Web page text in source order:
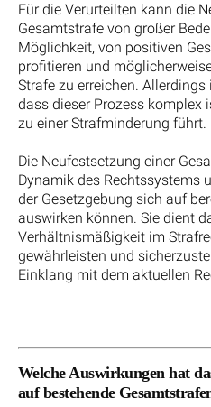
Für die Verurteilten kann die
Gesamtstrafe von großer
Möglichkeit, von positiven
profitieren und
Strafe zu erreichen.
dass dieser Prozess komplex
zu einer Strafminderung führt.
Die Neufestsetzung einer
Dynamik des Rechtssystems
der Gesetzgebung sich auf
auswirken können. Sie dient
Verhältnismäßigkeit im
gewährleisten und
Einklang mit dem aktuellen
Welche Auswirkungen hat
auf bestehende